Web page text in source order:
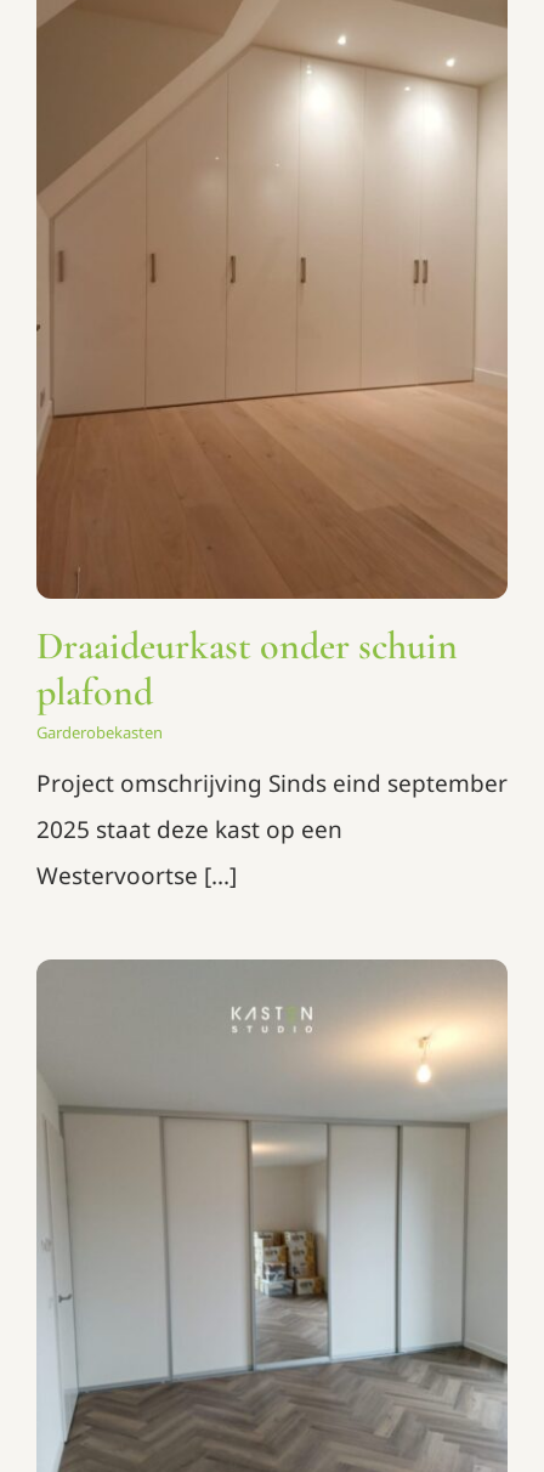
Draaideurkast onder schuin
plafond
Draaideurkast onder schuin
plafond
Garderobekasten
Project omschrijving Sinds eind september
2025 staat deze kast op een
Westervoortse [...]
Premia schuifdeurkast
Schuifdeurkasten